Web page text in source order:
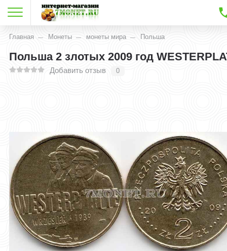
Главная Монеты монеты мира Польша
Польша 2 злотых 2009 год
Добавить отзыв 0